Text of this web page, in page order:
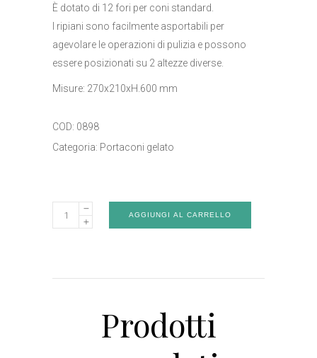
È dotato di 12 fori per coni standard.
I ripiani sono facilmente asportabili per
agevolare le operazioni di pulizia e possono
essere posizionati su 2 altezze diverse.
Misure: 270x210xH.600 mm
COD: 0898
Categoria: Portaconi gelato
Portaconi
-
AGGIUNGI AL CARRELLO
Prodotti